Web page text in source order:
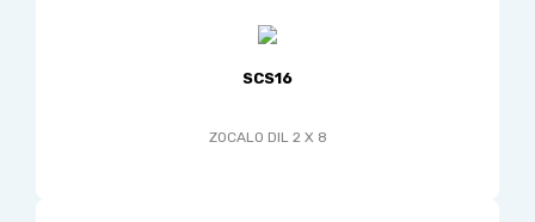
SCS16
ZOCALO DIL 2 X 8